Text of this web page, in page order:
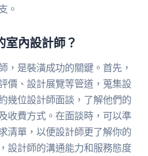
。
室內設計師？
，是裝潢成功的關鍵。首先，
價、設計展覽等管道，蒐集設
幾位設計師面談，了解他們的
收費方式。在面談時，可以準
清單，以便設計師更了解你的
設計師的溝通能力和服務態度